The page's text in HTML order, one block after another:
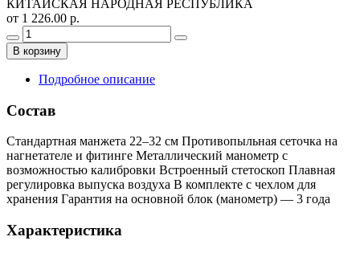
КИТАЙСКАЯ НАРОДНАЯ РЕСПУБЛИКА
от 1 226.00 р.
В корзину
Подробное описание
Состав
Стандартная манжета 22–32 см Противопыльная сеточка на
нагнетателе и фитинге Металлический манометр с
возможностью калибровки Встроенный стетоскоп Плавная
регулировка выпуска воздуха В комплекте с чехлом для
хранения Гарантия на основной блок (манометр) — 3 года
Характеристика